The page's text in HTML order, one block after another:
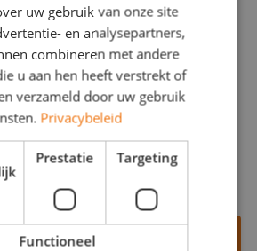
al jouw vragen. Benno staat
je graag!
71
opnemen
uw gebruik van onze site
en analysepartners,
combineren met andere
u aan hen heeft verstrekt of
verzameld door uw gebruik
Privacybeleid
Prestatie Targeting
Functioneel